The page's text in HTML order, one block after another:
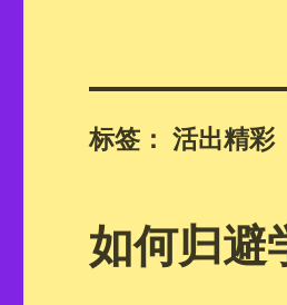
标签：活出精彩
如何归避